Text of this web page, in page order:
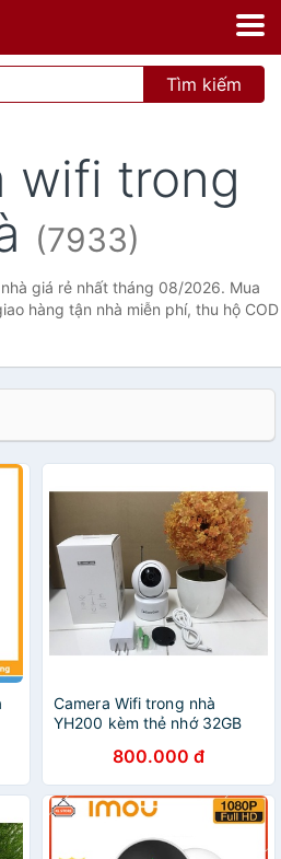
Tìm kiếm
wifi trong
(7933)
giá rẻ nhất tháng 08/2026. Mua
hàng tận nhà miễn phí, thu hộ COD
Camera Wifi trong nhà
YH200 kèm thẻ nhớ 32GB
800.000 đ